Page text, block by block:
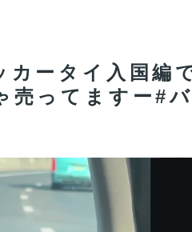
ータイ入国編
ってますー#